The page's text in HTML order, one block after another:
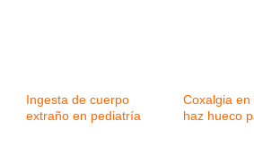
Ingesta de cuerpo
extraño en pediatría
Coxalgia en
haz hueco